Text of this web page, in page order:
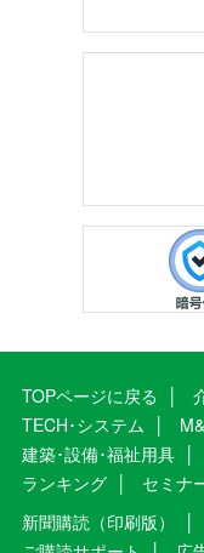
TOPページに戻る
TECH･システム
建築･設備･福祉用具
ランキング
セミナ
新聞購読（印刷版）